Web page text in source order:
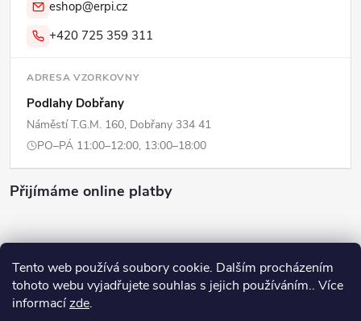
Tento web používá soubory cookie. Dalším procházením
tohoto webu vyjadřujete souhlas s jejich používáním.. Více
informacízde.
eshop@erpi.cz
+420 725 359 311
ADRESA VZORKOVNY
Podlahy Dobřany
Náměstí T.G.M. 160, Dobřany 334 41
PO–PÁ 11:00–12:00, 13:00–18:00
Přijímáme online platby
Copyright 2026ERPI - Domov. Všechna práva vyhrazena.Upravit